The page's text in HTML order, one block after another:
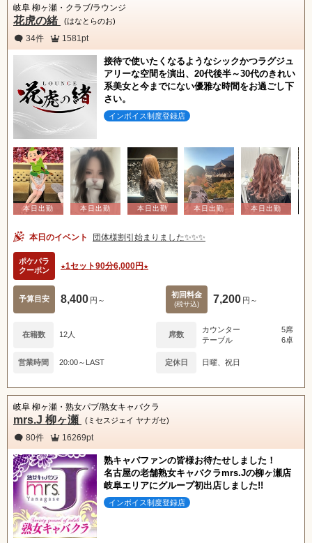
岐阜 柳ヶ瀬・クラブ/ラウンジ
花虎の緒 (はなとらのお)
34件 1581pt
接待で使いたくなるようなシックかつラグジュ
アリーな空間を演出、20代後半～30代のきれい
系美女と今までにない優雅な時間をお過ごし下
さい。
インボイス制度登録店
本日のイベント 団体様割引始まりました✨✨✨
ポケパラ
クーポン
★1セット90分6,000円★
予算目安 8,400 円～
初回料金
(税サ込) 7,200 円～
在籍数 12人 席数
カウンター
5席
テーブル
6卓
営業時間 20:00～LAST 定休日 日曜、祝日
岐阜 柳ヶ瀬・熟女パブ/熟女キャバクラ
mrs.J 柳ヶ瀬 (ミセスジェイ ヤナガセ)
80件 16269pt
熟キャバファンの皆様お待たせしました！
名古屋の老舗熟女キャバクラmrs.Jの柳ヶ瀬店
岐阜エリアにグループ初出店しました!!
インボイス制度登録店